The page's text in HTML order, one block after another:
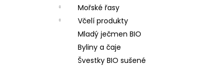
Mořské řasy
Včelí produkty
Mladý ječmen BIO
Byliny a čaje
Švestky BIO sušené